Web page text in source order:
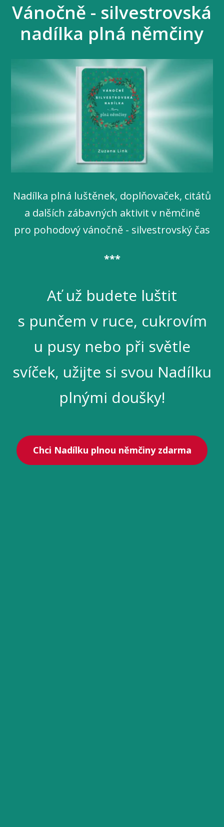
Vánočně - silvestrovská
nadílka plná němčiny
Nadílka plná luštěnek, doplňovaček, citátů
a dalších zábavných aktivit v němčině
pro pohodový vánočně - silvestrovský čas
***
Ať už budete luštit
s punčem v ruce, cukrovím
u pusy nebo při světle
svíček, užijte si svou Nadílku
plnými doušky!
Chci Nadílku plnou němčiny zdarma